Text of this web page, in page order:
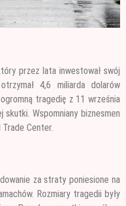
przez lata inwestował swój
4,6 miliarda dolarów
tragedię z 11 września
Wspomniany biznesmen
Trade Center.
za straty poniesione na
Rozmiary tragedii były